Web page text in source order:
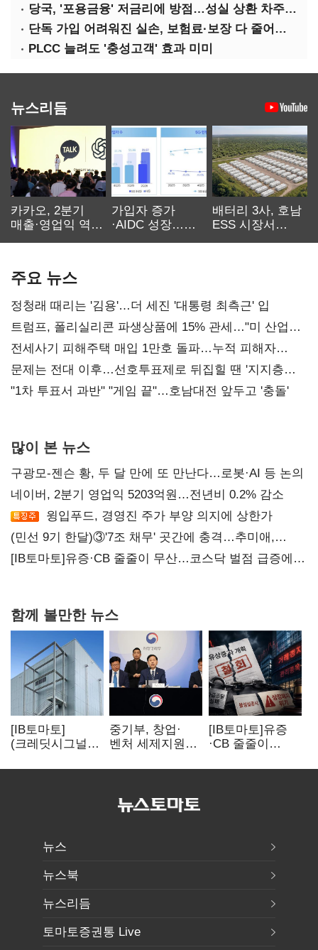
당국, '포용금융' 저금리에 방점…성실 상환 차주는 '역차별'
단독 가입 어려워진 실손, 보험료·보장 다 줄어든 5세대는?
PLCC 늘려도 '충성고객' 효과 미미
뉴스리듬
카카오, 2분기
매출·영업익 역대
가입자 증가
·AIDC 성장…
배터리 3사, 호남
ESS 시장서
주요 뉴스
정청래 때리는 '김용'…더 세진 '대통령 최측근' 입
트럼프, 폴리실리콘 파생상품에 15% 관세…"미 산업
재건"
전세사기 피해주택 매입 1만호 돌파…누적 피해자
4만278명
문제는 전대 이후…선호투표제로 뒤집힐 땐 '지지층
불복'
"1차 투표서 과반" "게임 끝"…호남대전 앞두고 '충돌'
많이 본 뉴스
구광모-젠슨 황, 두 달 만에 또 만난다…로봇·AI 등 논의
네이버, 2분기 영업익 5203억원…전년비 0.2% 감소
윙입푸드, 경영진 주가 부양 의지에 상한가
(민선 9기 한달)③'7조 채무' 곳간에 충격…추미애,
20년만에 '비상재정' 선언 승부수
[IB토마토]유증·CB 줄줄이 무산…코스닥 벌점 급증에
함께 볼만한 뉴스
[IB토마토]
(크레딧시그널)
수혜에도
중기부, 창업·
벤처 세제지원
사업승계
[IB토마토]유증
·CB 줄줄이
벌점 급증에 상폐
뉴스
뉴스북
뉴스리듬
토마토증권통 Live